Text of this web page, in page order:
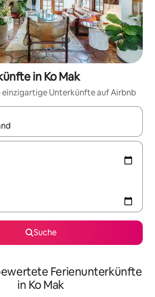
in Ko Mak
einzigartige Unterkünfte auf Airbnb
verfügbar sind, navigiere mit den
Suche
Ferienunterkünfte
in Ko Mak